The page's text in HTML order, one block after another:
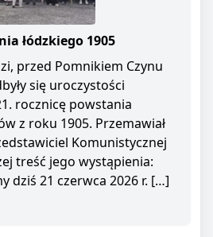
łódzkiego 1905
przed Pomnikiem Czynu
się uroczystości
rocznicę powstania
z roku 1905. Przemawiał
Komunistycznej
treść jego wystąpienia:
dziś 21 czerwca 2026 r. […]